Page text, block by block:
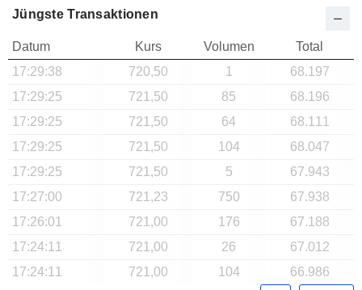
Jüngste Transaktionen
Datum Kurs Volumen
Total
17:29:38
720,50 1
68.197
17:29:25
721,50 85
68.196
17:29:25
721,50 64
68.111
17:29:25
721,50 104
68.047
17:29:25
721,50 5
67.943
17:27:00
721,23 750
67.938
17:26:01
721,00 176
67.188
17:24:11
721,00 26
67.012
17:24:11
721,00 104
66.986